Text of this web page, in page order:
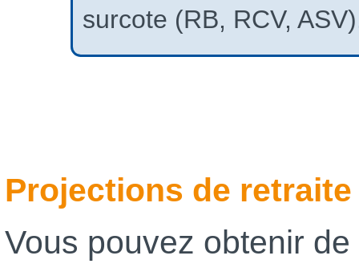
surcote (RB, RCV,
Projections de retraite
Vous pouvez obtenir